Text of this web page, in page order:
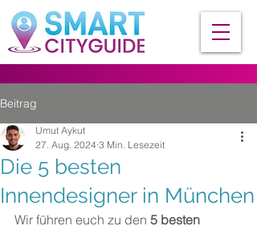
Beitrag
Die 5 besten
Innendesigner in München
Umut Aykut
27. Aug. 2024 3 Min. Lesezeit
Wir führen euch zu den 5 besten